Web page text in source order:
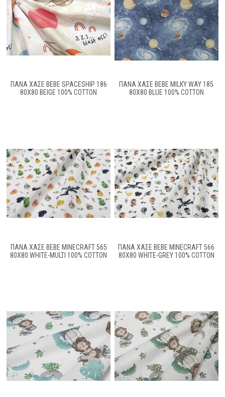
ΠΆΝΑ ΧΑΣΈ BEBE SPACESHIP 186
80X80 BEIGE 100% COTTON
ΠΆΝΑ ΧΑΣΈ BEBE MILKY WAY 185
80X80 BLUE 100% COTTON
ΠΆΝΑ ΧΑΣΈ BEBE MINECRAFT 565
80X80 WHITE-MULTI 100% COTTON
ΠΆΝΑ ΧΑΣΈ BEBE MINECRAFT 566
80X80 WHITE-GREY 100% COTTON